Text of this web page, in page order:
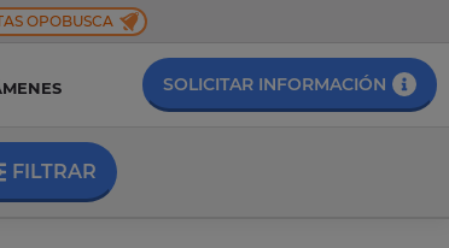
OPOBUSCA
SOLICITAR INFORMACIÓN
FILTRAR